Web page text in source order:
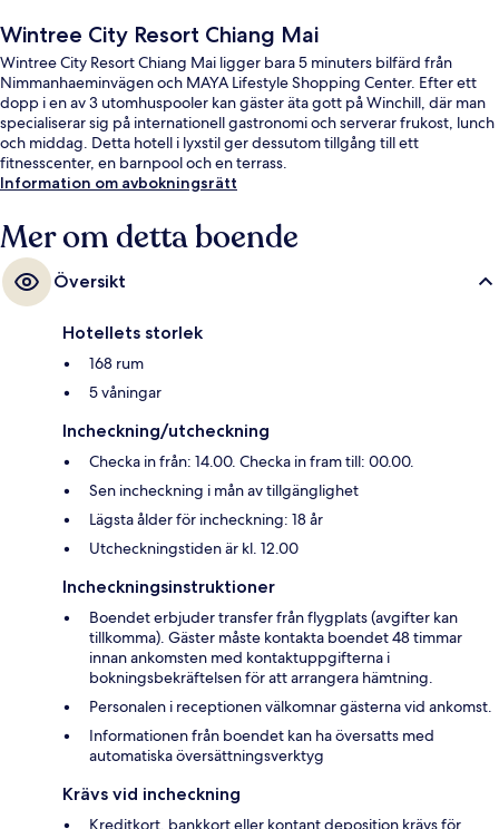
Wintree City Resort Chiang Mai
Wintree City Resort Chiang Mai ligger bara 5 minuters bilfärd från
Nimmanhaeminvägen och MAYA Lifestyle Shopping Center. Efter ett
dopp i en av 3 utomhuspooler kan gäster äta gott på Winchill, där man
specialiserar sig på internationell gastronomi och serverar frukost, lunch
och middag. Detta hotell i lyxstil ger dessutom tillgång till ett
fitnesscenter, en barnpool och en terrass.
Information om avbokningsrätt
Mer om detta boende
Översikt
Hotellets storlek
168 rum
5 våningar
Incheckning/utcheckning
Checka in från: 14.00. Checka in fram till: 00.00.
Sen incheckning i mån av tillgänglighet
Lägsta ålder för incheckning: 18 år
Utcheckningstiden är kl. 12.00
Incheckningsinstruktioner
Boendet erbjuder transfer från flygplats (avgifter kan
tillkomma). Gäster måste kontakta boendet 48 timmar
innan ankomsten med kontaktuppgifterna i
bokningsbekräftelsen för att arrangera hämtning.
Personalen i receptionen välkomnar gästerna vid ankomst.
Informationen från boendet kan ha översatts med
automatiska översättningsverktyg
Krävs vid incheckning
Kreditkort, bankkort eller kontant deposition krävs för